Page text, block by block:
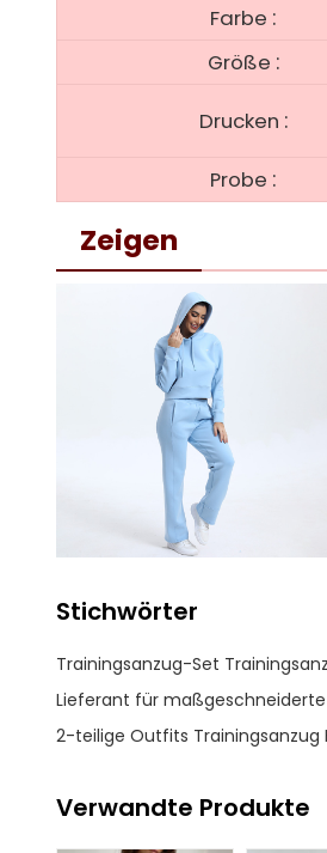
Farbe :
Größe :
Drucken :
Probe :
Zeigen
Stichwörter
Trainingsanzug-Set
Lieferant für
2-teilige Outfits Trainingsanzug
Verwandte Produkte